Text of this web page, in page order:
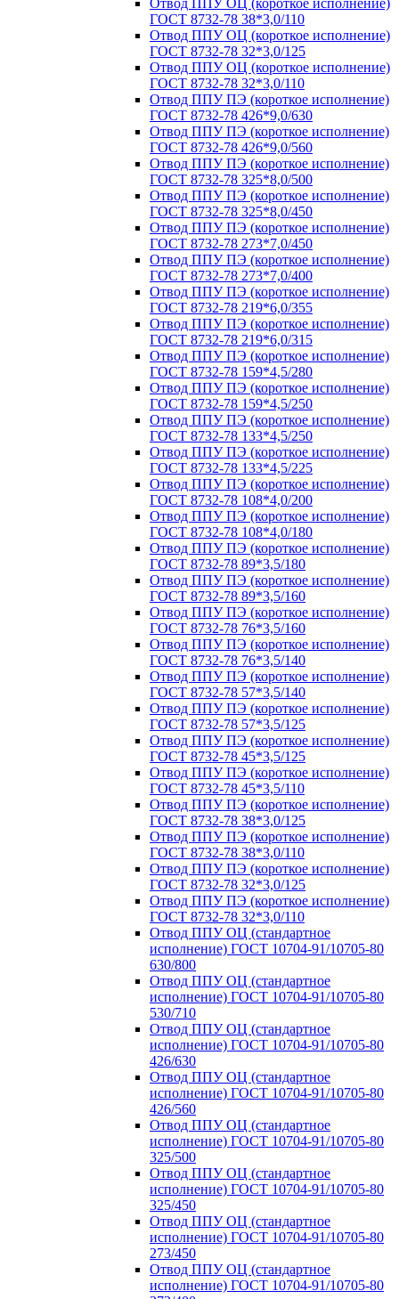
Отвод ППУ ОЦ (короткое исполнение)
ГОСТ 8732-78 38*3,0/110
Отвод ППУ ОЦ (короткое исполнение)
ГОСТ 8732-78 32*3,0/125
Отвод ППУ ОЦ (короткое исполнение)
ГОСТ 8732-78 32*3,0/110
Отвод ППУ ПЭ (короткое исполнение)
ГОСТ 8732-78 426*9,0/630
Отвод ППУ ПЭ (короткое исполнение)
ГОСТ 8732-78 426*9,0/560
Отвод ППУ ПЭ (короткое исполнение)
ГОСТ 8732-78 325*8,0/500
Отвод ППУ ПЭ (короткое исполнение)
ГОСТ 8732-78 325*8,0/450
Отвод ППУ ПЭ (короткое исполнение)
ГОСТ 8732-78 273*7,0/450
Отвод ППУ ПЭ (короткое исполнение)
ГОСТ 8732-78 273*7,0/400
Отвод ППУ ПЭ (короткое исполнение)
ГОСТ 8732-78 219*6,0/355
Отвод ППУ ПЭ (короткое исполнение)
ГОСТ 8732-78 219*6,0/315
Отвод ППУ ПЭ (короткое исполнение)
ГОСТ 8732-78 159*4,5/280
Отвод ППУ ПЭ (короткое исполнение)
ГОСТ 8732-78 159*4,5/250
Отвод ППУ ПЭ (короткое исполнение)
ГОСТ 8732-78 133*4,5/250
Отвод ППУ ПЭ (короткое исполнение)
ГОСТ 8732-78 133*4,5/225
Отвод ППУ ПЭ (короткое исполнение)
ГОСТ 8732-78 108*4,0/200
Отвод ППУ ПЭ (короткое исполнение)
ГОСТ 8732-78 108*4,0/180
Отвод ППУ ПЭ (короткое исполнение)
ГОСТ 8732-78 89*3,5/180
Отвод ППУ ПЭ (короткое исполнение)
ГОСТ 8732-78 89*3,5/160
Отвод ППУ ПЭ (короткое исполнение)
ГОСТ 8732-78 76*3,5/160
Отвод ППУ ПЭ (короткое исполнение)
ГОСТ 8732-78 76*3,5/140
Отвод ППУ ПЭ (короткое исполнение)
ГОСТ 8732-78 57*3,5/140
Отвод ППУ ПЭ (короткое исполнение)
ГОСТ 8732-78 57*3,5/125
Отвод ППУ ПЭ (короткое исполнение)
ГОСТ 8732-78 45*3,5/125
Отвод ППУ ПЭ (короткое исполнение)
ГОСТ 8732-78 45*3,5/110
Отвод ППУ ПЭ (короткое исполнение)
ГОСТ 8732-78 38*3,0/125
Отвод ППУ ПЭ (короткое исполнение)
ГОСТ 8732-78 38*3,0/110
Отвод ППУ ПЭ (короткое исполнение)
ГОСТ 8732-78 32*3,0/125
Отвод ППУ ПЭ (короткое исполнение)
ГОСТ 8732-78 32*3,0/110
Отвод ППУ ОЦ (стандартное
исполнение) ГОСТ 10704-91/10705-80
630/800
Отвод ППУ ОЦ (стандартное
исполнение) ГОСТ 10704-91/10705-80
530/710
Отвод ППУ ОЦ (стандартное
исполнение) ГОСТ 10704-91/10705-80
426/630
Отвод ППУ ОЦ (стандартное
исполнение) ГОСТ 10704-91/10705-80
426/560
Отвод ППУ ОЦ (стандартное
исполнение) ГОСТ 10704-91/10705-80
325/500
Отвод ППУ ОЦ (стандартное
исполнение) ГОСТ 10704-91/10705-80
325/450
Отвод ППУ ОЦ (стандартное
исполнение) ГОСТ 10704-91/10705-80
273/450
Отвод ППУ ОЦ (стандартное
исполнение) ГОСТ 10704-91/10705-80